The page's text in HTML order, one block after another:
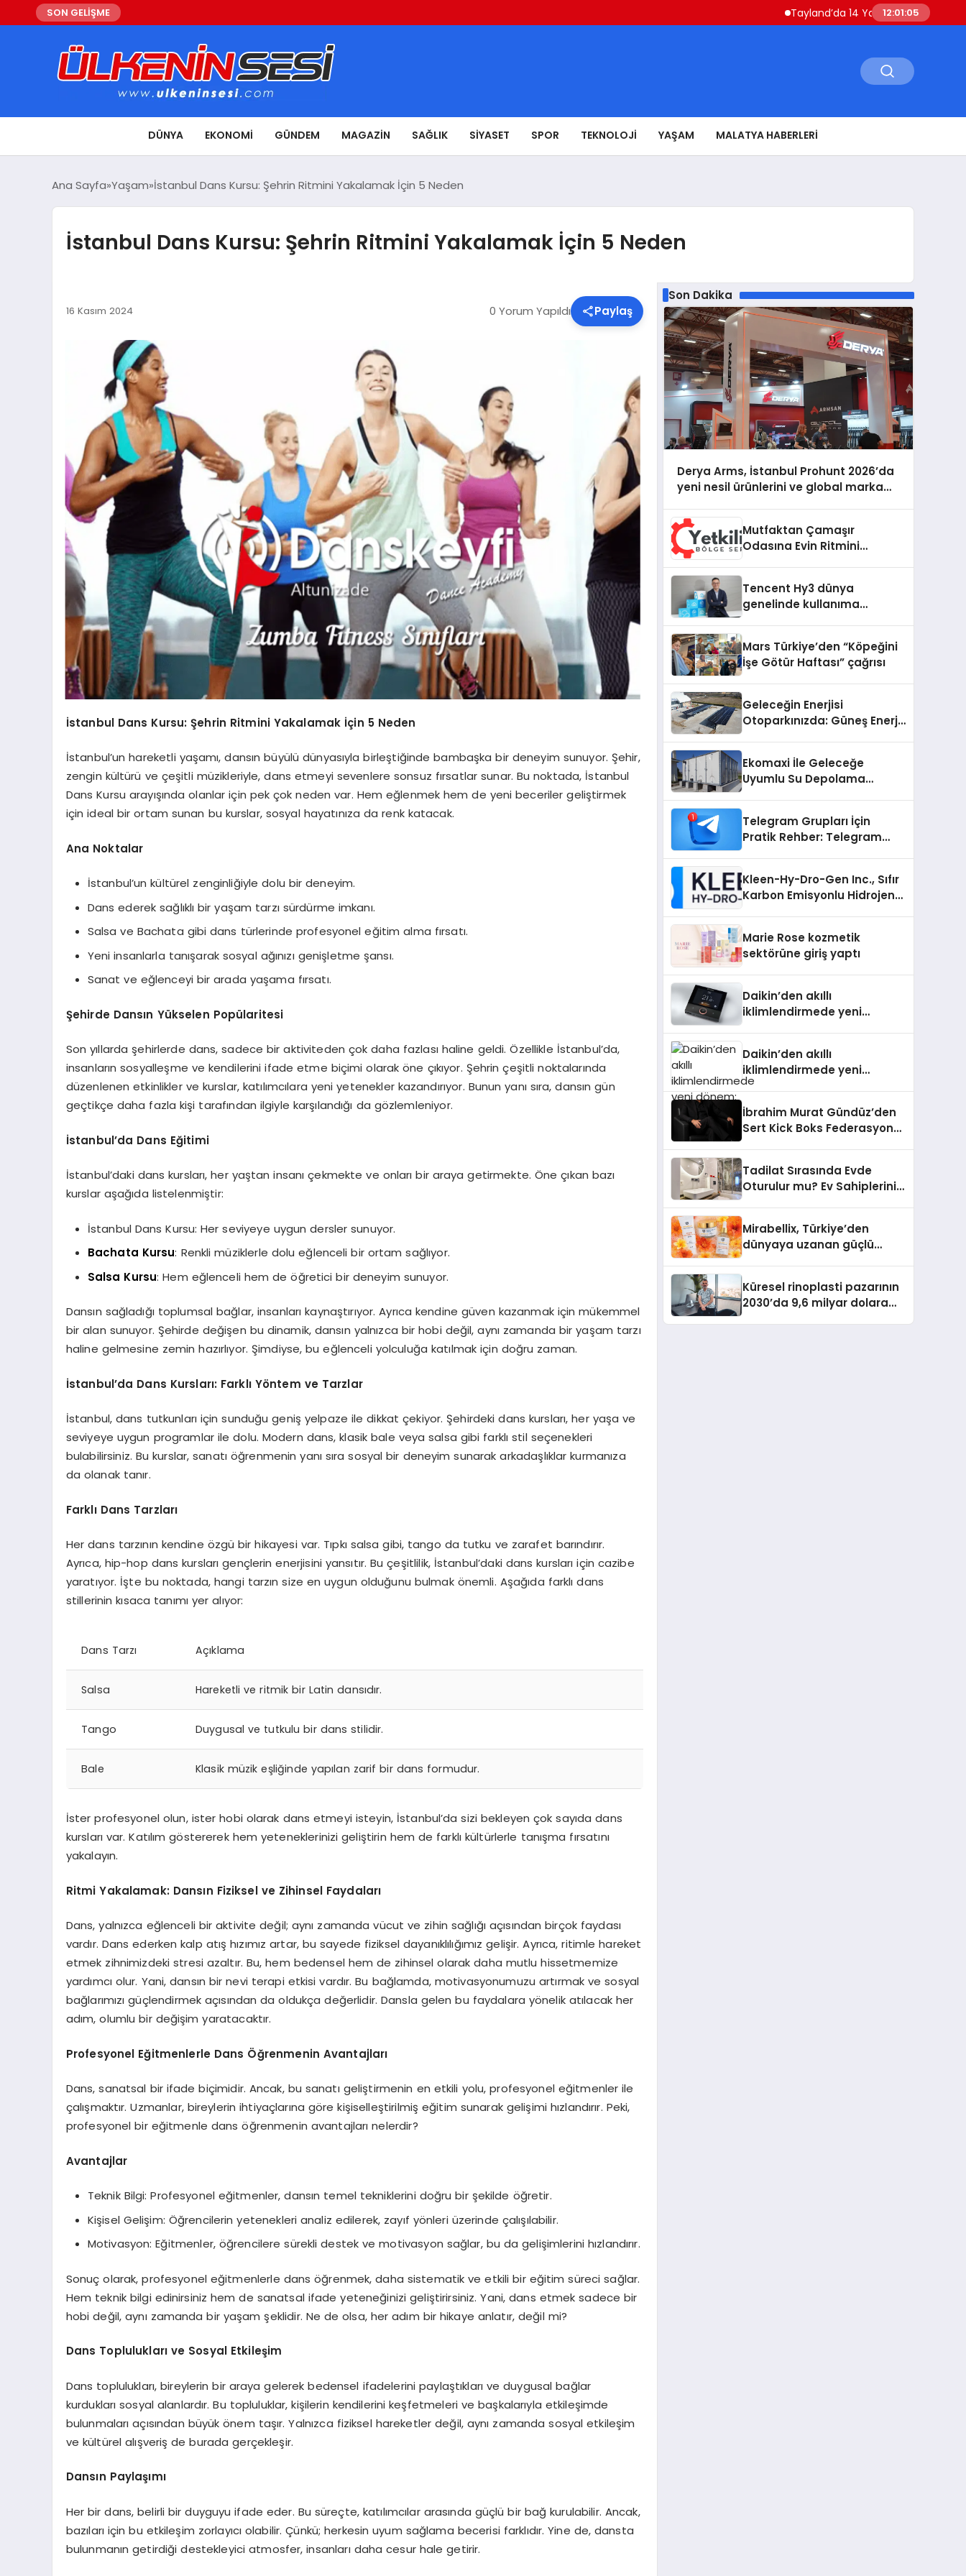
SON GELİŞME Tayland’da 14 Yaşındaki Öğrenci Okul
12:01:06
DÜNYA EKONOMI GÜNDEM MAGAZIN SAĞLIK SIYASET SPOR TEKNOLOJI YAŞAM MALATYA HABERLERI
Ana Sayfa Yaşam İstanbul Dans Kursu: Şehrin Ritmini Yakalamak İçin 5 Neden
İstanbul Dans Kursu: Şehrin Ritmini Yakalamak İçin 5 Neden
16 Kasım 2024 0 Yorum Yapıldı Paylaş
İstanbul Dans Kursu: Şehrin Ritmini Yakalamak İçin 5 Neden
İstanbul’un hareketli yaşamı, dansın büyülü dünyasıyla birleştiğinde bambaşka bir deneyim sunuyor. Şehir,
zengin kültürü ve çeşitli müzikleriyle, dans etmeyi sevenlere sonsuz fırsatlar sunar. Bu noktada, İstanbul
Dans Kursu arayışında olanlar için pek çok neden var. Hem eğlenmek hem de yeni beceriler geliştirmek
için ideal bir ortam sunan bu kurslar, sosyal hayatınıza da renk katacak.
Ana Noktalar
İstanbul’un kültürel zenginliğiyle dolu bir deneyim.
Dans ederek sağlıklı bir yaşam tarzı sürdürme imkanı.
Salsa ve Bachata gibi dans türlerinde profesyonel eğitim alma fırsatı.
Yeni insanlarla tanışarak sosyal ağınızı genişletme şansı.
Sanat ve eğlenceyi bir arada yaşama fırsatı.
Şehirde Dansın Yükselen Popülaritesi
Son yıllarda şehirlerde dans, sadece bir aktiviteden çok daha fazlası haline geldi. Özellikle İstanbul’da,
insanların sosyalleşme ve kendilerini ifade etme biçimi olarak öne çıkıyor. Şehrin çeşitli noktalarında
düzenlenen etkinlikler ve kurslar, katılımcılara yeni yetenekler kazandırıyor. Bunun yanı sıra, dansın gün
geçtikçe daha fazla kişi tarafından ilgiyle karşılandığı da gözlemleniyor.
İstanbul’da Dans Eğitimi
İstanbul’daki dans kursları, her yaştan insanı çekmekte ve onları bir araya getirmekte. Öne çıkan bazı
kurslar aşağıda listelenmiştir:
İstanbul Dans Kursu: Her seviyeye uygun dersler sunuyor.
Bachata Kursu: Renkli müziklerle dolu eğlenceli bir ortam sağlıyor.
Salsa Kursu: Hem eğlenceli hem de öğretici bir deneyim sunuyor.
Dansın sağladığı toplumsal bağlar, insanları kaynaştırıyor. Ayrıca kendine güven kazanmak için mükemmel
bir alan sunuyor. Şehirde değişen bu dinamik, dansın yalnızca bir hobi değil, aynı zamanda bir yaşam tarzı
haline gelmesine zemin hazırlıyor. Şimdiyse, bu eğlenceli yolculuğa katılmak için doğru zaman.
İstanbul’da Dans Kursları: Farklı Yöntem ve Tarzlar
İstanbul, dans tutkunları için sunduğu geniş yelpaze ile dikkat çekiyor. Şehirdeki dans kursları, her yaşa ve
seviyeye uygun programlar ile dolu. Modern dans, klasik bale veya salsa gibi farklı stil seçenekleri
bulabilirsiniz. Bu kurslar, sanatı öğrenmenin yanı sıra sosyal bir deneyim sunarak arkadaşlıklar kurmanıza
da olanak tanır.
Farklı Dans Tarzları
Her dans tarzının kendine özgü bir hikayesi var. Tıpkı salsa gibi, tango da tutku ve zarafet barındırır.
Ayrıca, hip-hop dans kursları gençlerin enerjisini yansıtır. Bu çeşitlilik, İstanbul’daki dans kursları için cazibe
yaratıyor. İşte bu noktada, hangi tarzın size en uygun olduğunu bulmak önemli. Aşağıda farklı dans
stillerinin kısaca tanımı yer alıyor:
Dans Tarzı Açıklama
Salsa Hareketli ve ritmik bir Latin dansıdır.
Tango Duygusal ve tutkulu bir dans stilidir.
Bale Klasik müzik eşliğinde yapılan zarif bir dans formudur.
İster profesyonel olun, ister hobi olarak dans etmeyi isteyin, İstanbul’da sizi bekleyen çok sayıda dans
kursları var. Katılım göstererek hem yeteneklerinizi geliştirin hem de farklı kültürlerle tanışma fırsatını
yakalayın.
Ritmi Yakalamak: Dansın Fiziksel ve Zihinsel Faydaları
Dans, yalnızca eğlenceli bir aktivite değil; aynı zamanda vücut ve zihin sağlığı açısından birçok faydası
vardır. Dans ederken kalp atış hızımız artar, bu sayede fiziksel dayanıklılığımız gelişir. Ayrıca, ritimle hareket
etmek zihnimizdeki stresi azaltır. Bu, hem bedensel hem de zihinsel olarak daha mutlu hissetmemize
yardımcı olur. Yani, dansın bir nevi terapi etkisi vardır. Bu bağlamda, motivasyonumuzu artırmak ve sosyal
bağlarımızı güçlendirmek açısından da oldukça değerlidir. Dansla gelen bu faydalara yönelik atılacak her
adım, olumlu bir değişim yaratacaktır.
Profesyonel Eğitmenlerle Dans Öğrenmenin Avantajları
Dans, sanatsal bir ifade biçimidir. Ancak, bu sanatı geliştirmenin en etkili yolu, profesyonel eğitmenler ile
çalışmaktır. Uzmanlar, bireylerin ihtiyaçlarına göre kişiselleştirilmiş eğitim sunarak gelişimi hızlandırır. Peki,
profesyonel bir eğitmenle dans öğrenmenin avantajları nelerdir?
Avantajlar
Teknik Bilgi: Profesyonel eğitmenler, dansın temel tekniklerini doğru bir şekilde öğretir.
Kişisel Gelişim: Öğrencilerin yetenekleri analiz edilerek, zayıf yönleri üzerinde çalışılabilir.
Motivasyon: Eğitmenler, öğrencilere sürekli destek ve motivasyon sağlar, bu da gelişimlerini hızlandırır.
Sonuç olarak, profesyonel eğitmenlerle dans öğrenmek, daha sistematik ve etkili bir eğitim süreci sağlar.
Hem teknik bilgi edinirsiniz hem de sanatsal ifade yeteneğinizi geliştirirsiniz. Yani, dans etmek sadece bir
hobi değil, aynı zamanda bir yaşam şeklidir. Ne de olsa, her adım bir hikaye anlatır, değil mi?
Dans Toplulukları ve Sosyal Etkileşim
Dans toplulukları, bireylerin bir araya gelerek bedensel ifadelerini paylaştıkları ve duygusal bağlar
kurdukları sosyal alanlardır. Bu topluluklar, kişilerin kendilerini keşfetmeleri ve başkalarıyla etkileşimde
bulunmaları açısından büyük önem taşır. Yalnızca fiziksel hareketler değil, aynı zamanda sosyal etkileşim
ve kültürel alışveriş de burada gerçekleşir.
Dansın Paylaşımı
Her bir dans, belirli bir duyguyu ifade eder. Bu süreçte, katılımcılar arasında güçlü bir bağ kurulabilir. Ancak,
bazıları için bu etkileşim zorlayıcı olabilir. Çünkü; herkesin uyum sağlama becerisi farklıdır. Yine de, dansta
bulunmanın getirdiği destekleyici atmosfer, insanları daha cesur hale getirir.
Son Dakika
Derya Arms, İstanbul Prohunt 2026’da
yeni nesil ürünlerini ve global marka
Mutfaktan Çamaşır
Odasına Evin Ritmini
Destek Deneyimi
Tencent Hy3 dünya
genelinde kullanıma
Mars Türkiye’den “Köpeğini
İşe Götür Haftası” çağrısı
Geleceğin Enerjisi
Otoparkınızda: Güneş Enerjili
Ekomaxi İle Geleceğe
Uyumlu Su Depolama
Telegram Grupları İçin
Pratik Rehber: Telegram
Kleen-Hy-Dro-Gen Inc., Sıfır
Karbon Emisyonlu Hidrojen
Aldı
Marie Rose kozmetik
sektörüne giriş yaptı
Daikin’den akıllı
iklimlendirmede yeni
Daikin’den akıllı
iklimlendirmede yeni
dönem: Madoka Plus
İbrahim Murat Gündüz’den
Sert Kick Boks Federasyonu
Tadilat Sırasında Evde
Oturulur mu? Ev Sahiplerinin
Mirabellix, Türkiye’den
dünyaya uzanan güçlü
Küresel rinoplasti pazarının
2030’da 9,6 milyar dolara